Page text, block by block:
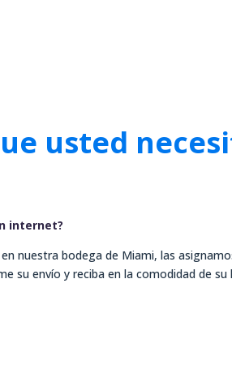
usted
internet?
nuestra bodega de Miami, las
su envío y reciba en la comodidad de su